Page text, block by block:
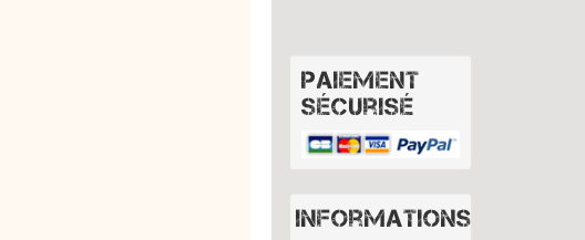
Paiement
sécurisé
Informations